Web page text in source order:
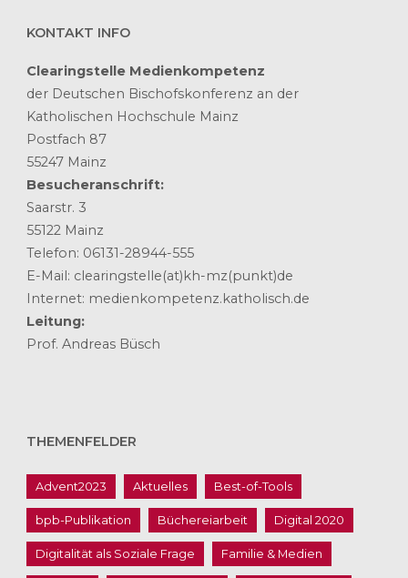
KONTAKT INFO
Clearingstelle Medienkompetenz
der Deutschen Bischofskonferenz an der
Katholischen Hochschule Mainz
Postfach 87
55247 Mainz
Besucheranschrift:
Saarstr. 3
55122 Mainz
Telefon: 06131-28944-555
E-Mail: clearingstelle(at)kh-mz(punkt)de
Internet: medienkompetenz.katholisch.de
Leitung:
Prof. Andreas Büsch
THEMENFELDER
Advent2023 Aktuelles Best-of-Tools
bpb-Publikation Büchereiarbeit Digital 2020
Digitalität als Soziale Frage Familie & Medien